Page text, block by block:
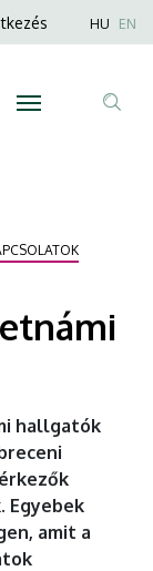
HU EN
hallgatók
Egyebek
amit a